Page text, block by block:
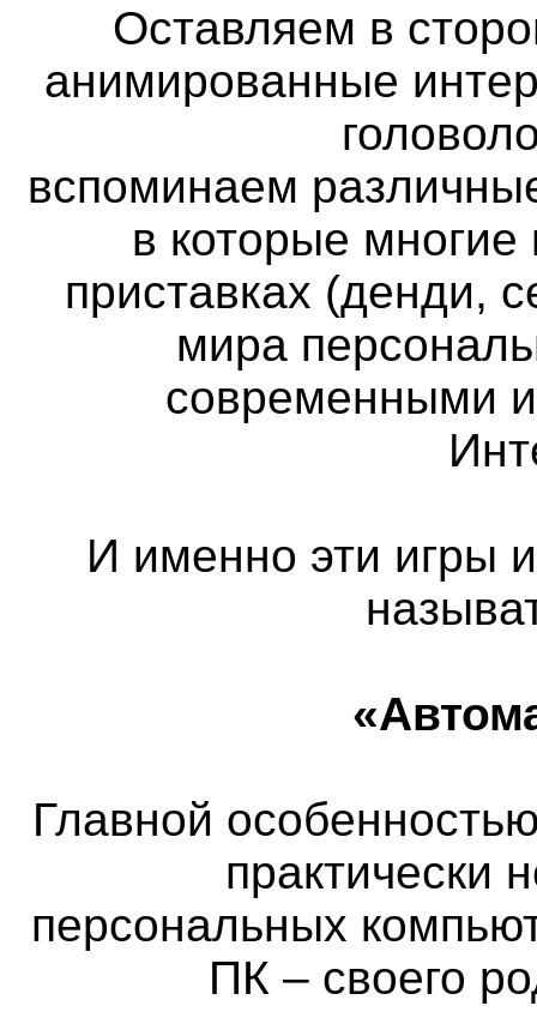
Оставляем в
анимированные
вспоминаем
в которые
приставках (денди,
мира
современными
И именно эти игры
Главной
практически
персональных
ПК – своего